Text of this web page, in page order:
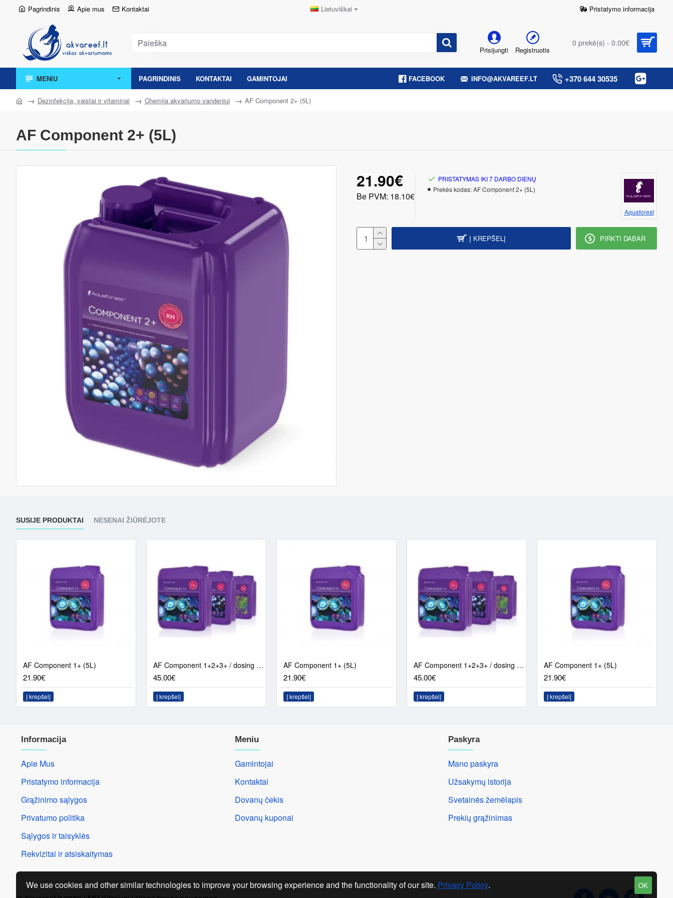
Pagrindinis Apie mus Kontaktai Lietuviškai Pristatymo informacija
Prisijungti Registruotis
0 prekė(s) - 0.00€
MENIU PAGRINDINIS KONTAKTAI GAMINTOJAI FACEBOOK INFO@AKVAREEF.LT +370 644 30535
Dezinfekcija, vaistai ir vitaminai Chemija akvariumo vandeniui AF Component 2+ (5L)
AF Component 2+ (5L)
21.90€
Be PVM: 18.10€
PRISTATYMAS IKI 7 DARBO DIENŲ
Prekės kodas:AF Component 2+ (5L)
Aquaforest
Į KREPŠELĮ PIRKTI DABAR
SUSIJE PRODUKTAI NESENAI ŽIŪRĖJOTE
AF Component 1+ (5L)
21.90€
Į krepšelį
AF Component 1+2+3+ / dosing based on Balling (3x5/15L)
45.00€
Į krepšelį
AF Component 1+ (5L)
21.90€
Į krepšelį
AF Component 1+2+3+ / dosing based on Balling (3x5/15L)
45.00€
Į krepšelį
AF Component 1+ (5L)
21.90€
Į krepšelį
Informacija
Apie Mus
Pristatymo informacija
Grąžinimo sąlygos
Privatumo politika
Sąlygos ir taisyklės
Rekvizitai ir atsiskaitymas
Meniu
Gamintojai
Kontaktai
Dovanų čekis
Dovanų kuponai
Paskyra
Mano paskyra
Užsakymų istorija
Svetainės žemėlapis
Prekių grąžinimas
OK
We use cookies and other similar technologies to improve your browsing experience and the functionality of our site. Privacy Policy.